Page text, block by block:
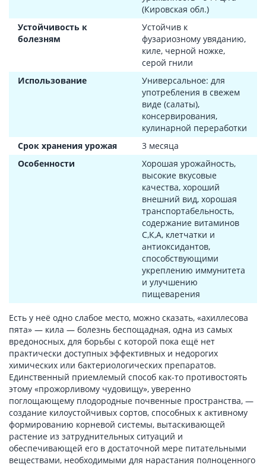
(Кировская обл.)
Устойчивость к
болезням
Устойчив к
фузариозному увяданию,
киле, черной ножке,
серой гнили
Использование
Универсальное: для
употребления в свежем
виде (салаты),
консервирования,
кулинарной переработки
Срок хранения урожая
3 месяца
Особенности
Хорошая урожайность,
высокие вкусовые
качества, хороший
внешний вид, хорошая
транспортабельность,
содержание витаминов
С,К,А, клетчатки и
антиоксидантов,
способствующими
укреплению иммунитета
и улучшению
пищеварения
Есть у неё одно слабое место, можно сказать, «ахиллесова
пята» — кила — болезнь беспощадная, одна из самых
вредоносных, для борьбы с которой пока ещё нет
практически доступных эффективных и недорогих
химических или бактериологических препаратов.
Единственный приемлемый способ как-то противостоять
этому «прожорливому чудовищу», уверенно
поглощающему плодородные почвенные пространства, —
создание килоустойчивых сортов, способных к активному
формированию корневой системы, вытаскивающей
растение из затруднительных ситуаций и
обеспечивающей его в достаточной мере питательными
веществами, необходимыми для нарастания полноценного